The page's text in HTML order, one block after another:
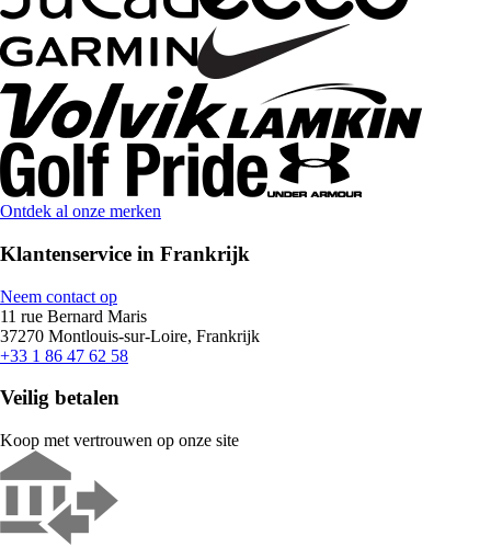
Ontdek al onze merken
Klantenservice in Frankrijk
Neem contact op
11 rue Bernard Maris
37270 Montlouis-sur-Loire, Frankrijk
+33 1 86 47 62 58
Veilig betalen
Koop met vertrouwen op onze site